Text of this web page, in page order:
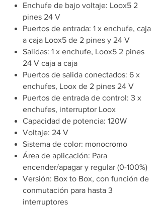
Enchufe de bajo voltaje: Loox5 2
pines 24 V
Puertos de entrada: 1 x enchufe, caja
a caja Loox5 de 2 pines y 24 V
Salidas: 1 x enchufe, Loox5 2 pines
24 V caja a caja
Puertos de salida conectados: 6 x
enchufes, Loox de 2 pines 24 V
Puertos de entrada de control: 3 x
enchufes, interruptor Loox
Capacidad de potencia: 120W
Voltaje: 24 V
Sistema de color: monocromo
Área de aplicación: Para
encender/apagar y regular (0-100%)
Versión: Box to Box, con función de
conmutación para hasta 3
interruptores